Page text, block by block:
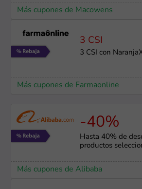
Más cupones de Macowens
3 CSI
3 CSI con
Más cupones de Farmaonline
-40%
Hasta 40% de
productos
Más cupones de Alibaba